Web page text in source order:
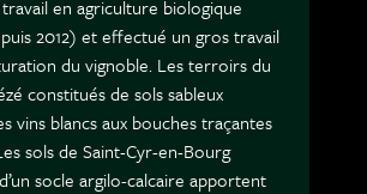
en agriculture biologique
2012) et effectué un gros travail
du vignoble. Les terroirs du
constitués de sols sableux
vins blancs aux bouches traçantes
sols de Saint-Cyr-en-Bourg
socle argilo-calcaire apportent